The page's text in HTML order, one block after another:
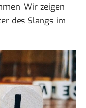
Wir zeigen
des Slangs im